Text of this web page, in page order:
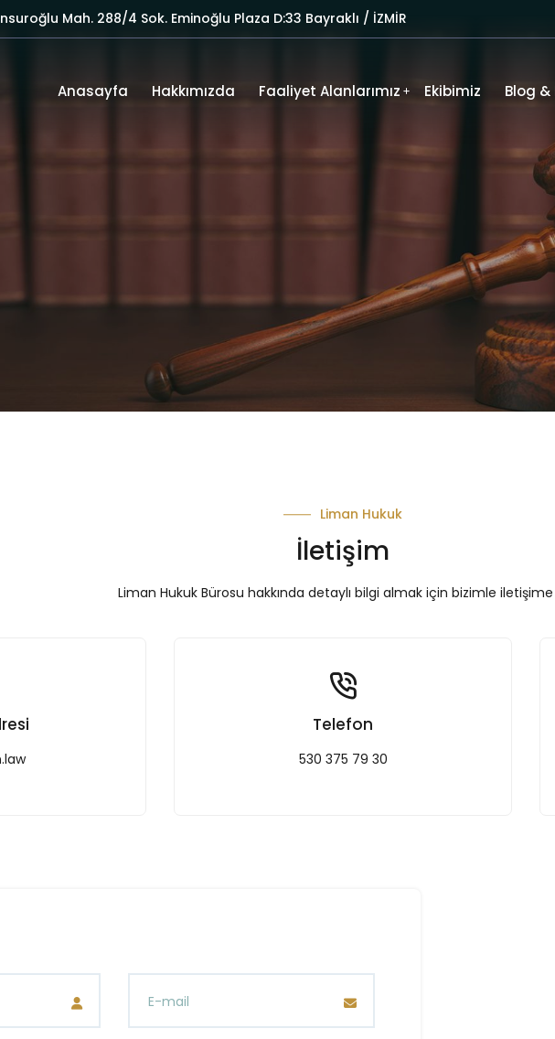
Mah. 288/4 Sok. Eminoğlu Plaza D:33 Bayraklı / İZMİR
Anasayfa Hakkımızda Faaliyet Alanlarımız Ekibimiz Blog
Liman Hukuk
İletişim
Liman Hukuk Bürosu hakkında detaylı bilgi almak için bizimle
Telefon
530 375 79 30